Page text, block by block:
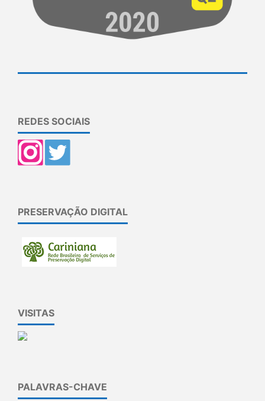
REDES SOCIAIS
PRESERVAÇÃO DIGITAL
VISITAS
PALAVRAS-CHAVE